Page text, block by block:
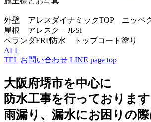
外壁 アレスダイナミックTOP ニッペ
屋根 アレスクールSi
ベランダFRP防水 トップコート塗り
ALL
TEL お問い合わせ LINE page top
大阪府堺市を中心に
防水工事を行っております
雨漏り、漏水にお困りの際